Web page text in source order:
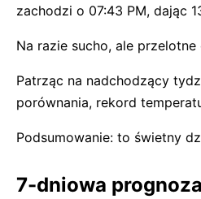
zachodzi o 07:43 PM, dając
Na razie sucho, ale przelotne
Patrząc na nadchodzący
porównania, rekord
Podsumowanie: to świetny
7-dniowa